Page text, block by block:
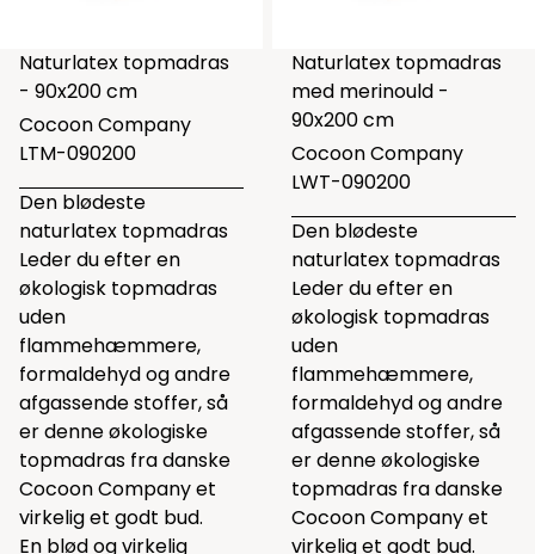
Naturlatex topmadras
- 90x200 cm
Cocoon Company
LTM-090200
Den blødeste
naturlatex topmadras
Leder du efter en
økologisk topmadras
uden
flammehæmmere,
formaldehyd og andre
afgassende stoffer, så
er denne økologiske
topmadras fra danske
Cocoon Company et
virkelig et godt bud.
En blød og virkelig
Naturlatex topmadras
med merinould -
90x200 cm
Cocoon Company
LWT-090200
Den blødeste
naturlatex topmadras
Leder du efter en
økologisk topmadras
uden
flammehæmmere,
formaldehyd og andre
afgassende stoffer, så
er denne økologiske
topmadras fra danske
Cocoon Company et
virkelig et godt bud.